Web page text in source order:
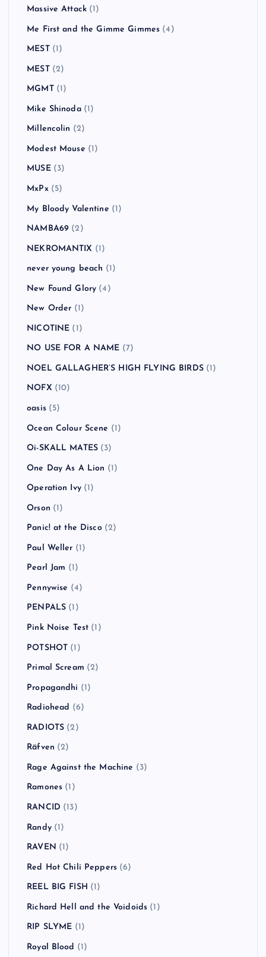
Massive Attack (1)
Me First and the Gimme Gimmes (4)
MEST(1)
MEST(2)
MGMT(1)
Mike Shinoda(1)
Millencolin (2)
Modest Mouse (1)
MUSE(3)
MxPx(5)
My Bloody Valentine (1)
NAMBA69 (2)
NEKROMANTIX (1)
never young beach (1)
New Found Glory (4)
New Order (1)
NICOTINE (1)
NO USE FOR A NAME (7)
NOEL GALLAGHER’S HIGH FLYING BIRDS(1)
NOFX (10)
oasis(5)
Ocean Colour Scene (1)
Oi-SKALL MATES (3)
One Day As A Lion (1)
Operation Ivy(1)
Orson (1)
Panic! at the Disco(2)
Paul Weller (1)
Pearl Jam (1)
Pennywise (4)
PENPALS (1)
Pink Noise Test (1)
POTSHOT (1)
Primal Scream (2)
Propagandhi (1)
Radiohead (6)
RADIOTS (2)
Räfven (2)
Rage Against the Machine (3)
Ramones (1)
RANCID (13)
Randy(1)
RAVEN (1)
Red Hot Chili Peppers (6)
REEL BIG FISH (1)
Richard Hell and the Voidoids (1)
RIP SLYME (1)
Royal Blood (1)